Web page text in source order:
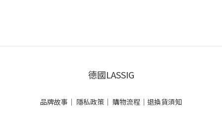
德國LASSIG
品牌故事 ｜ 隱私政策 ｜ 購物流程 ｜ 退換貨須知